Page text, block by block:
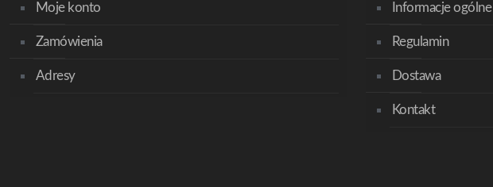
Moje konto
Zamówienia
Adresy
Informacje ogólne
Regulamin
Dostawa
Kontakt